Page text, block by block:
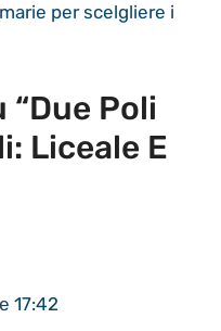
per scelgliere i
Poli
Liceale E
17:42